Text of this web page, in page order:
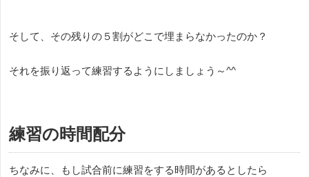
そして、その残りの５割がどこで埋まらなかったのか？
それを振り返って練習するようにしましょう～^^
練習の時間配分
ちなみに、もし試合前に練習をする時間があるとしたら